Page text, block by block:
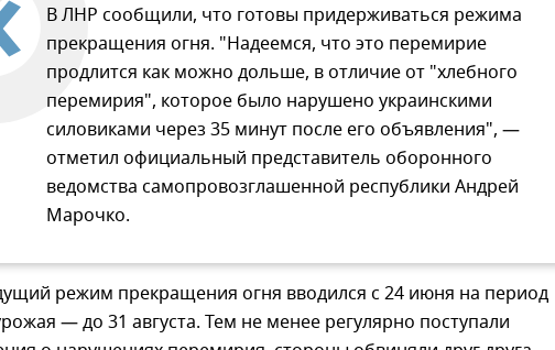
В ЛНР сообщили, что готовы придерживаться режима
прекращения огня. "Надеемся, что это перемирие
продлится как можно дольше, в отличие от "хлебного
перемирия", которое было нарушено украинскими
силовиками через 35 минут после его объявления", —
отметил официальный представитель оборонного
ведомства самопровозглашенной республики Андрей
Марочко.
режим прекращения огня вводился с 24 июня на период
— до 31 августа. Тем не менее регулярно поступали